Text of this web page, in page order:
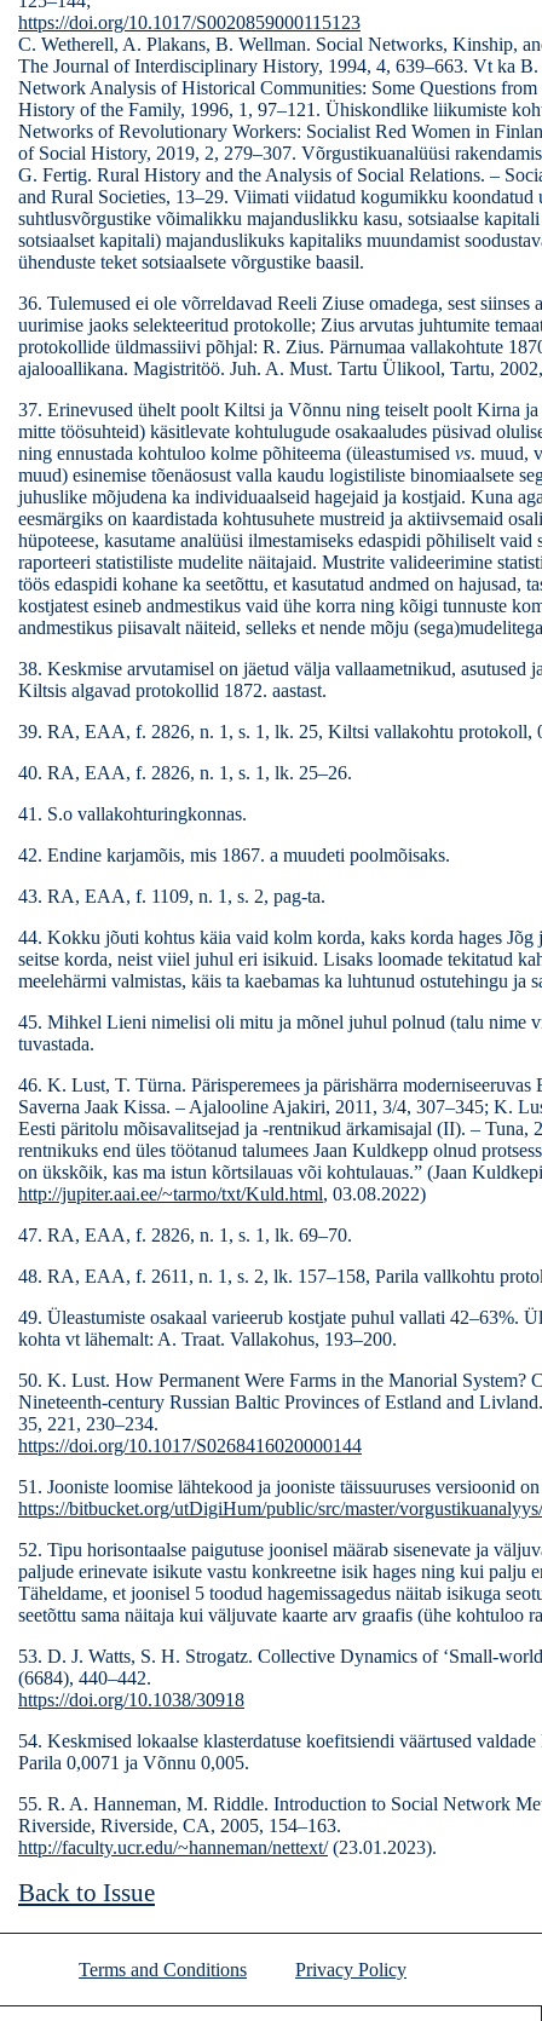
https://doi.org/10.1017/S0020859000115123
C. Wetherell, A. Plakans, B. Wellman. Social Networks, Kinship,
The Journal of Interdisciplinary History, 1994, 4, 639–663. Vt ka
Network Analysis of Historical Communities: Some Questions from
History of the Family, 1996, 1, 97–121. Ühiskondlike liikumiste
Networks of Revolutionary Workers: Socialist Red Women in
of Social History, 2019, 2, 279–307. Võrgustikuanalüüsi
G. Fertig. Rural History and the Analysis of Social Relations. –
and Rural Societies, 13–29. Viimati viidatud kogumikku koondatud
suhtlusvõrgustike võimalikku majanduslikku kasu, sotsiaalse
sotsiaalset kapitali) majanduslikuks kapitaliks muundamist
ühenduste teket sotsiaalsete võrgustike baasil.
36. Tulemused ei ole võrreldavad Reeli Ziuse omadega, sest
uurimise jaoks selekteeritud protokolle; Zius arvutas juhtumite
protokollide üldmassiivi põhjal: R. Zius. Pärnumaa vallakohtute
ajalooallikana. Magistritöö. Juh. A. Must. Tartu Ülikool, Tartu,
37. Erinevused ühelt poolt Kiltsi ja Võnnu ning teiselt poolt Kirna ja
mitte töösuhteid) käsitlevate kohtulugude osakaaludes püsivad
ning ennustada kohtuloo kolme põhiteema (üleastumised vs. muud,
muud) esinemise tõenäosust valla kaudu logistiliste binomiaalsete
juhuslike mõjudena ka individuaalseid hagejaid ja kostjaid. Kuna
eesmärgiks on kaardistada kohtusuhete mustreid ja aktiivsemaid
hüpoteese, kasutame analüüsi ilmestamiseks edaspidi põhiliselt
raporteeri statistiliste mudelite näitajaid. Mustrite valideerimine
töös edaspidi kohane ka seetõttu, et kasutatud andmed on hajusad,
kostjatest esineb andmestikus vaid ühe korra ning kõigi tunnuste
andmestikus piisavalt näiteid, selleks et nende mõju
38. Keskmise arvutamisel on jäetud välja vallaametnikud, asutused
Kiltsis algavad protokollid 1872. aastast.
39. RA, EAA, f. 2826, n. 1, s. 1, lk. 25, Kiltsi vallakohtu protokoll,
40. RA, EAA, f. 2826, n. 1, s. 1, lk. 25–26.
41. S.o vallakohturingkonnas.
42. Endine karjamõis, mis 1867. a muudeti poolmõisaks.
43. RA, EAA, f. 1109, n. 1, s. 2, pag-ta.
44. Kokku jõuti kohtus käia vaid kolm korda, kaks korda hages Jõg
seitse korda, neist viiel juhul eri isikuid. Lisaks loomade tekitatud
meelehärmi valmistas, käis ta kaebamas ka luhtunud ostutehingu ja
45. Mihkel Lieni nimelisi oli mitu ja mõnel juhul polnud (talu nime
tuvastada.
46. K. Lust, T. Türna. Pärisperemees ja pärishärra
Saverna Jaak Kissa. – Ajalooline Ajakiri, 2011, 3/4, 307–345; K.
Eesti päritolu mõisavalitsejad ja -rentnikud ärkamisajal (II). – Tuna,
rentnikuks end üles töötanud talumees Jaan Kuldkepp olnud
on ükskõik, kas ma istun kõrtsilauas või kohtulauas.” (Jaan
http://jupiter.aai.ee/~tarmo/txt/Kuld.html, 03.08.2022)
47. RA, EAA, f. 2826, n. 1, s. 1, lk. 69–70.
48. RA, EAA, f. 2611, n. 1, s. 2, lk. 157–158, Parila vallkohtu
49. Üleastumiste osakaal varieerub kostjate puhul vallati 42–63%.
kohta vt lähemalt: A. Traat. Vallakohus, 193–200.
50. K. Lust. How Permanent Were Farms in the Manorial System?
Nineteenth-century Russian Baltic Provinces of Estland and
35, 221, 230–234.
https://doi.org/10.1017/S0268416020000144
51. Jooniste loomise lähtekood ja jooniste täissuuruses versioonid
https://bitbucket.org/utDigiHum/public/src/master/
52. Tipu horisontaalse paigutuse joonisel määrab sisenevate ja
paljude erinevate isikute vastu konkreetne isik hages ning kui palju
Täheldame, et joonisel 5 toodud hagemissagedus näitab isikuga
seetõttu sama näitaja kui väljuvate kaarte arv graafis (ühe kohtuloo
53. D. J. Watts, S. H. Strogatz. Collective Dynamics of ‘Small-
(6684), 440–442.
https://doi.org/10.1038/30918
54. Keskmised lokaalse klasterdatuse koefitsiendi väärtused
Parila 0,0071 ja Võnnu 0,005.
55. R. A. Hanneman, M. Riddle. Introduction to Social Network
Riverside, Riverside, CA, 2005, 154–163.
http://faculty.ucr.edu/~hanneman/nettext/(23.01.2023).
Back to Issue
Terms and Conditions Privacy Policy